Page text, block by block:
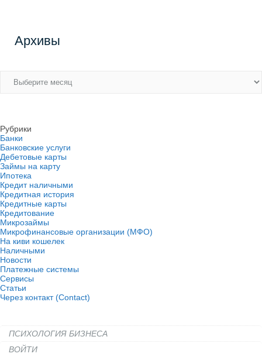
Архивы
Рубрики
Банки
Банковские услуги
Дебетовые карты
Займы на карту
Ипотека
Кредит наличными
Кредитная история
Кредитные карты
Кредитование
Микрозаймы
Микрофинансовые организации (МФО)
На киви кошелек
Наличными
Новости
Платежные системы
Сервисы
Статьи
Через контакт (Contact)
ПСИХОЛОГИЯ БИЗНЕСА
ВОЙТИ